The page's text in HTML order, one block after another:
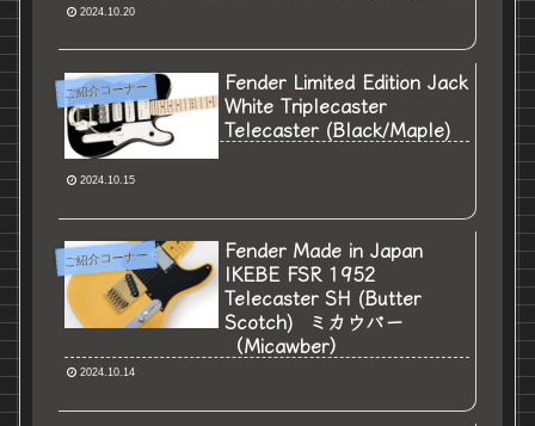
2024.10.20
ご紹介コーナー
Fender Limited Edition Jack
White Triplecaster
Telecaster (Black/Maple)
2024.10.15
ご紹介コーナー
Fender Made in Japan
IKEBE FSR 1952
Telecaster SH (Butter
Scotch) ミカウバー
（Micawber）
2024.10.14